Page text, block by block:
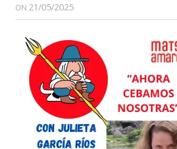
ON 21/05/2025